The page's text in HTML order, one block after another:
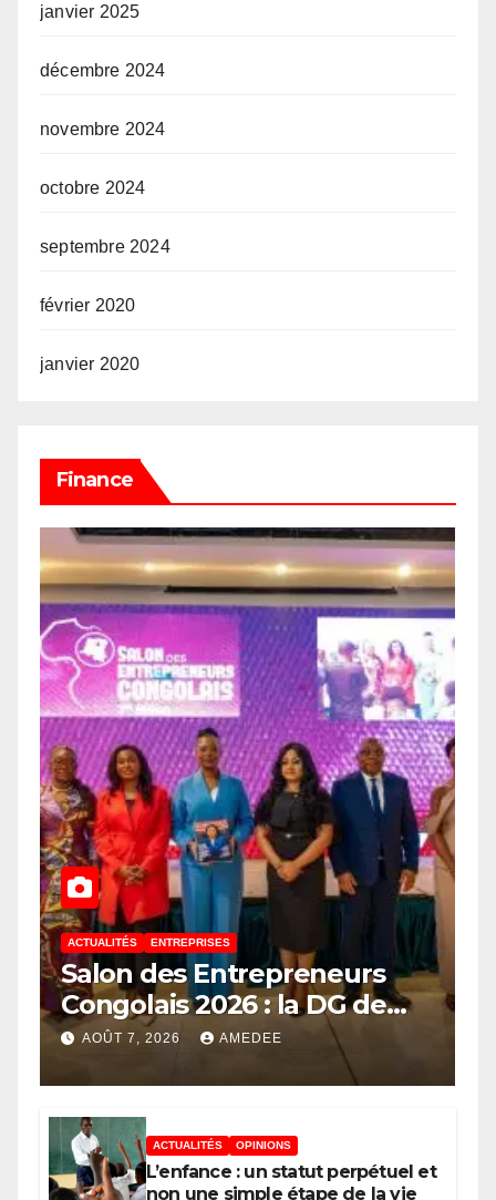
janvier 2025
décembre 2024
novembre 2024
octobre 2024
septembre 2024
février 2020
janvier 2020
Finance
ACTUALITÉS ENTREPRISES
Salon des Entrepreneurs
Congolais 2026 : la DG de
l’ANAPI Rachel PUNGU
mobilise les investisseurs
RDC, destination phare de
l’investissement en Afrique
AOÛT 7, 2026 AMEDEE
ACTUALITÉS OPINIONS
L’enfance : un statut perpétuel et
non une simple étape de la vie